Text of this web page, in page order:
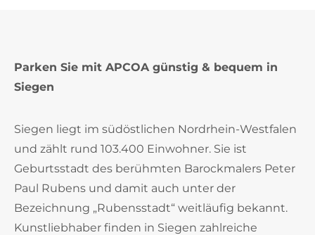
Parken Sie mit APCOA günstig & bequem in
Siegen
Siegen liegt im südöstlichen Nordrhein-Westfalen
und zählt rund 103.400 Einwohner. Sie ist
Geburtsstadt des berühmten Barockmalers Peter
Paul Rubens und damit auch unter der
Bezeichnung „Rubensstadt“ weitläufig bekannt.
Kunstliebhaber finden in Siegen zahlreiche